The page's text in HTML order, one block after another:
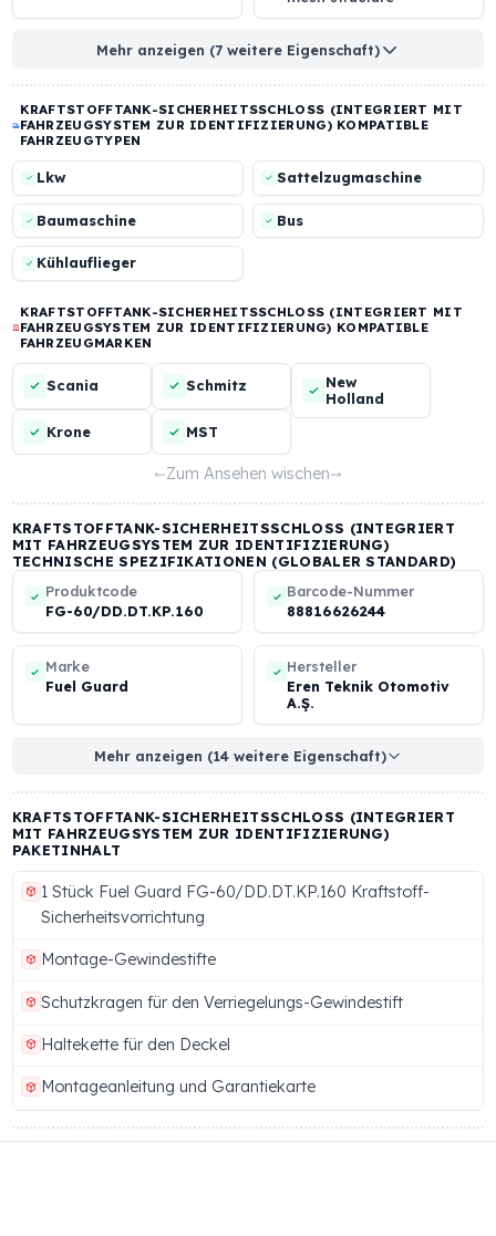
housing made of hard
compatible with the
original fuel cap
Locking model with claw
mechanism
Mechanical anti-
mesh structure
Mehr anzeigen (7 weitere Eigenschaft)
KRAFTSTOFFTANK-SICHERHEITSSCHLOSS (INTEGRIERT
FAHRZEUGSYSTEM ZUR IDENTIFIZIERUNG) KOMPATIBLE
FAHRZEUGTYPEN
Lkw Sattelzugmaschine
Baumaschine Bus
Kühlauflieger
FAHRZEUGSYSTEM ZUR IDENTIFIZIERUNG) KOMPATIBLE
FAHRZEUGMARKEN
Scania
Krone
Schmitz
MST
New
Holland
Zum Ansehen wischen
KRAFTSTOFFTANK-SICHERHEITSSCHLOSS
MIT FAHRZEUGSYSTEM ZUR IDENTIFIZIERUNG)
TECHNISCHE SPEZIFIKATIONEN (GLOBALER
Produktcode
FG-60/DD.DT.KP.160
Barcode-Nummer
88816626244
Fuel Guard
Mehr anzeigen (14 weitere Eigenschaft)
KRAFTSTOFFTANK-SICHERHEITSSCHLOSS
MIT FAHRZEUGSYSTEM ZUR IDENTIFIZIERUNG)
PAKETINHALT